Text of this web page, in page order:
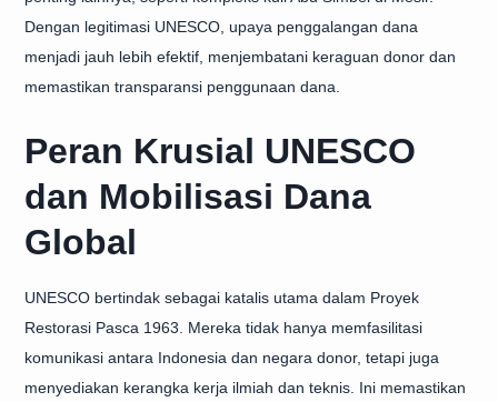
Dengan legitimasi UNESCO, upaya penggalangan dana
menjadi jauh lebih efektif, menjembatani keraguan donor dan
memastikan transparansi penggunaan dana.
Peran Krusial UNESCO
dan Mobilisasi Dana
Global
UNESCO bertindak sebagai katalis utama dalam Proyek
Restorasi Pasca 1963. Mereka tidak hanya memfasilitasi
komunikasi antara Indonesia dan negara donor, tetapi juga
menyediakan kerangka kerja ilmiah dan teknis. Ini memastikan